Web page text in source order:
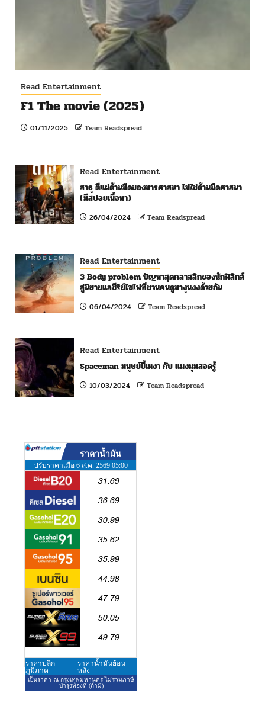
Read Entertainment
F1 The movie (2025)
01/11/2025 Team Readspread
Read Entertainment
สาธุ ตีแผ่ด้านมืดของมารศาสนา ไม่ใช่ด้านมืดศาสนา
(มีสปอยเนื้อหา)
26/04/2024 Team Readspread
Read Entertainment
3 Body problem ปัญหาสุดคลาสสิกของนักฟิสิกส์
สู่นิยายแลซีรีย์ไซไฟที่ชวนคนดูมางุนงงด้วยกัน
06/04/2024 Team Readspread
Read Entertainment
Spaceman มนุษย์ขี้เหงา กับ แมงมุมสอดรู้
10/03/2024 Team Readspread